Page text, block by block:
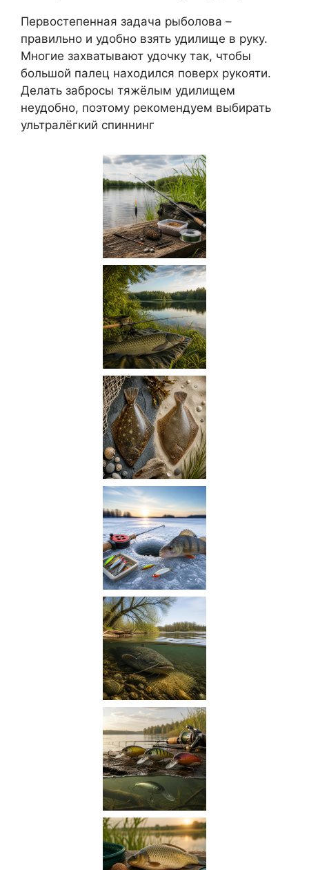
Первостепенная задача рыболова –
правильно и удобно взять удилище в руку.
Многие захватывают удочку так, чтобы
большой палец находился поверх рукояти.
Делать забросы тяжёлым удилищем
неудобно, поэтому рекомендуем выбирать
ультралёгкий спиннинг